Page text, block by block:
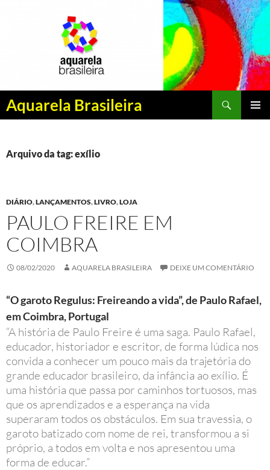
Aquarela Brasileira
Pesquisar
PULAR
CONTEÚDO
Arquivo da tag: exílio
DIÁRIO,LANÇAMENTOS,LIVRO,LOJA
PAULO FREIRE EM
COIMBRA
08/02/2020 AQUARELA BRASILEIRA DEIXE UM COMENTÁRIO
“O garoto Regulus: Freireando a vida”, de Paulo Rafael,
em Coimbra, Portugal
“A história de Paulo Freire é uma saga. Paulo Rafael,
educador, historiador e escritor, de forma lúdica nos
convida a conhecer um pouco mais da trajetória do
grande educador brasileiro, da infância ao exílio. É
uma história que passa por caminhos tortuosos, mas
que os aprendizados e a esperança na vida
superaram todos os obstáculos. Em sua travessia, o
garoto batizado com nome de rei, transformou a si
próprio, a todos em volta e nos apresentou uma
forma de educar.”